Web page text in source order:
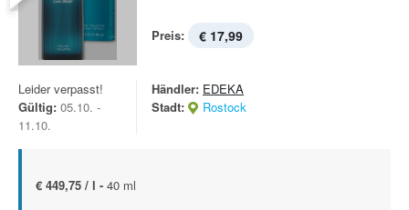
Preis: € 17,99
Leider verpasst!
Gültig: 05.10. -
11.10.
Händler: EDEKA
Stadt:
Rostock
€ 449,75 / l - 40 ml